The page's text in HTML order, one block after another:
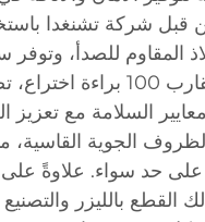
شركة تشنغدا
المقاوم للصدأ، وتوفر
استثنائية ومقاومة للتآكل. ومع ما
السلامة مع تعزيز
الجوية القاسية،
على حد سواء. علاوةً
ذلك القطع بالليزر